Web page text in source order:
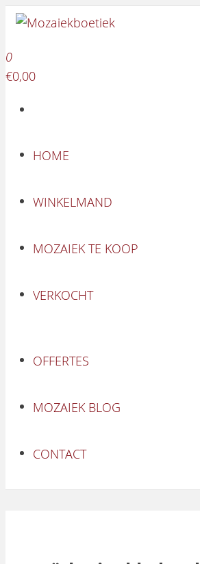
Ga naar de inhoud
0
€0,00
HOME
WINKELMAND
MOZAIEK TE KOOP
VERKOCHT
OFFERTES
MOZAIEK BLOG
CONTACT